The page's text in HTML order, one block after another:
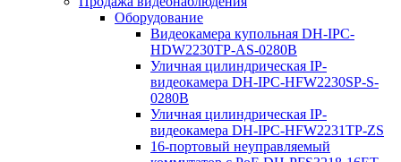
Оборудование
Видеокамера купольная DH-IPC-
HDW2230TP-AS-0280B
Уличная цилиндрическая IP-
видеокамера DH-IPC-HFW2230SP-S-
0280B
Уличная цилиндрическая IP-
видеокамера DH-IPC-HFW2231TP-ZS
16-портовый неуправляемый